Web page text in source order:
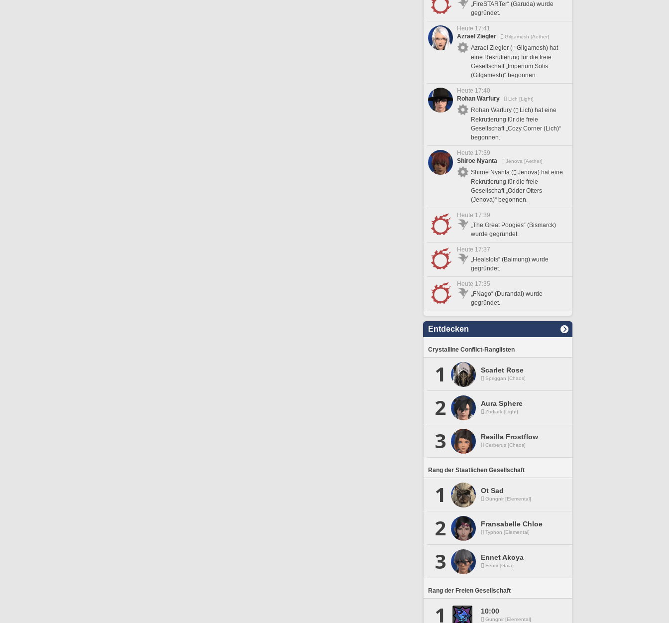
„FireSTARTer“ (Garuda) wurde
gegründet.
Heute 17:41
Azrael Ziegler
Gilgamesh [Aether]
Azrael Ziegler (
Gilgamesh) hat
eine Rekrutierung für die freie
Gesellschaft „Imperium Solis
(Gilgamesh)“ begonnen.
Heute 17:40
Rohan Warfury
Lich [Light]
Rohan Warfury (
Lich) hat eine
Rekrutierung für die freie
Gesellschaft „Cozy Corner (Lich)“
begonnen.
Heute 17:39
Shiroe Nyanta
Jenova [Aether]
Shiroe Nyanta (
Jenova) hat eine
Rekrutierung für die freie
Gesellschaft „Odder Otters
(Jenova)“ begonnen.
Heute 17:39
„The Great Poogies“ (Bismarck)
wurde gegründet.
Heute 17:37
„Healslots“ (Balmung) wurde
gegründet.
Heute 17:35
„FNago“ (Durandal) wurde
gegründet.
Entdecken
Crystalline Conflict-Ranglisten
1 Scarlet Rose
Spriggan [Chaos]
2 Aura Sphere
Zodiark [Light]
3 Resilla Frostflow
Cerberus [Chaos]
Rang der Staatlichen Gesellschaft
1 Ot Sad
Gungnir [Elemental]
2 Fransabelle Chloe
Typhon [Elemental]
3 Ennet Akoya
Fenrir [Gaia]
Rang der Freien Gesellschaft
1 10:00
Gungnir [Elemental]